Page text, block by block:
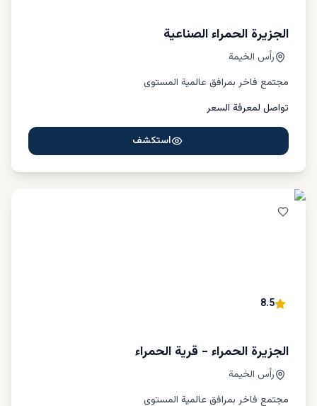
الجزيرة الحمراء الصناعية
رأس الخيمة
مجتمع فاخر بمرافق عالمية المستوى
تواصل لمعرفة السعر
استكشف
8.5
الجزيرة الحمراء - قرية الحمراء
رأس الخيمة
مجتمع فاخر بمرافق عالمية المستوى